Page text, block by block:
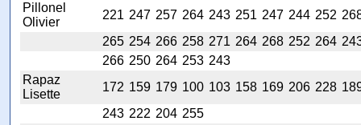
Pillonel
Olivier
221 247 257 264 243 251 247 244 252
265 254 266 258 271 264 268 252 264
266 250 264 253 243
Rapaz
Lisette
172 159 179 100 103 158 169 206 228
243 222 204 255